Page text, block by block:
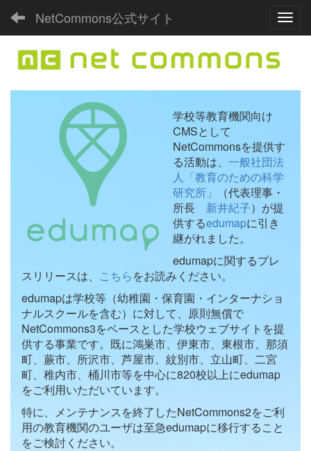
NetCommons公式サイト
学校等教育機関向け
CMSとして
NetCommonsを提供す
る活動は、 一般社団法
人「教育のための科学
研究所」
（代表理事・
所長 新井紀子）が提
供するedumapに引き
継がれました。
edumapに関するプレ
スリリースは、 こちらをお読みください。
edumapは学校等（幼稚園・保育園・インターナショ
ナルスクールを含む）に対して、原則無償で
NetCommons3をベースとした学校ウェブサイトを提
供する事業です。既に鴻巣市、伊東市、東根市、那須
町、蕨市、所沢市、芦屋市、紋別市、立山町、二宮
町、稚内市、桶川市等を中心に820校以上にedumap
をご利用いただいています。
特に、メンテナンスを終了したNetCommons2をご利
用の教育機関のユーザは至急edumapに移行すること
をご検討ください。